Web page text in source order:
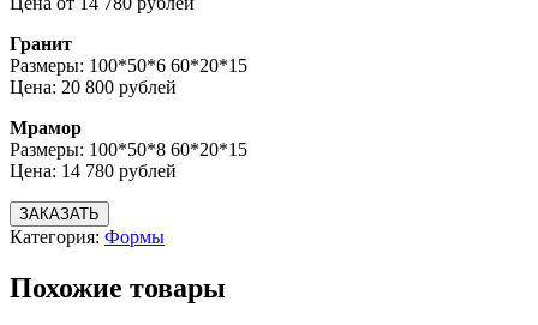
Гранит
Размеры: 100*50*6 60*20*15
Цена: 20 800 рублей
Мрамор
Размеры: 100*50*8 60*20*15
Цена: 14 780 рублей
ЗАКАЗАТЬ
Категория: Формы
Похожие товары